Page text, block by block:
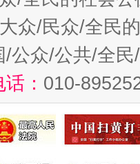
众/民众/全民
/公众/公共/全
： 010-